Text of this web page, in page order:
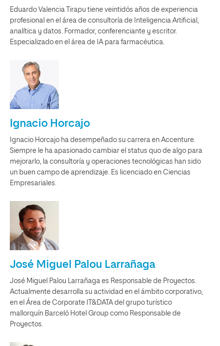
Eduardo Valencia Tirapu tiene veintidós años de experiencia
profesional en el área de consultoría de Inteligencia Artificial,
analítica y datos. Formador, conferenciante y escritor.
Especializado en el área de IA para farmacéutica.
Ignacio Horcajo
Ignacio Horcajo ha desempeñado su carrera en Accenture.
Siempre le ha apasionado cambiar el status quo de algo para
mejorarlo, la consultoría y operaciones tecnológicas han sido
un buen campo de aprendizaje. Es licenciado en Ciencias
Empresariales.
José Miguel Palou Larrañaga
José Miguel Palou Larrañaga es Responsable de Proyectos.
Actualmente desarrolla su actividad en el ámbito corporativo,
en el Área de Corporate IT&DATA del grupo turístico
mallorquín Barceló Hotel Group como Responsable de
Proyectos.